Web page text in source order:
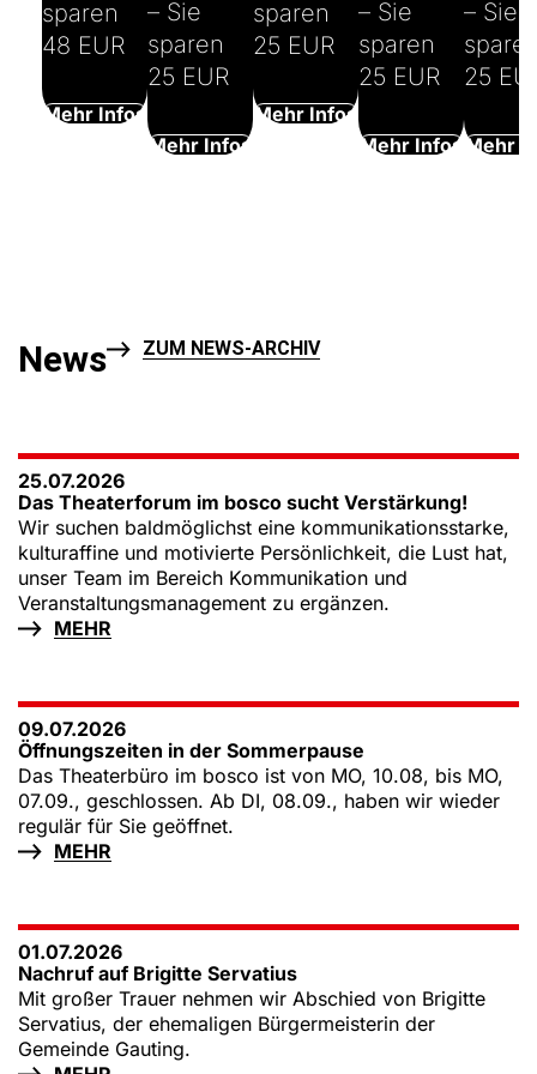
sparen
48 EUR
Mehr Infos
– Sie
sparen
25 EUR
Mehr Infos
sparen
25 EUR
Mehr Infos
– Sie
sparen
25 EUR
Mehr Infos
– Sie
25
Mehr
News ZUM NEWS-ARCHIV
25.07.2026
Das Theaterforum im bosco sucht Verstärkung!
Wir suchen baldmöglichst eine kommunikationsstarke,
kulturaffine und motivierte Persönlichkeit, die Lust hat,
unser Team im Bereich Kommunikation und
Veranstaltungsmanagement zu ergänzen.
MEHR
09.07.2026
Öffnungszeiten in der Sommerpause
Das Theaterbüro im bosco ist von MO, 10.08, bis MO,
07.09., geschlossen. Ab DI, 08.09., haben wir wieder
regulär für Sie geöffnet.
MEHR
01.07.2026
Nachruf auf Brigitte Servatius
Mit großer Trauer nehmen wir Abschied von Brigitte
Servatius, der ehemaligen Bürgermeisterin der
Gemeinde Gauting.